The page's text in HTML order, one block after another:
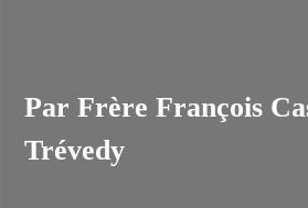
Par Frère François
Trévedy